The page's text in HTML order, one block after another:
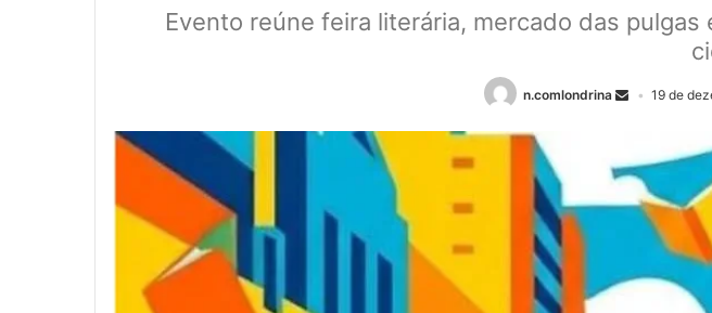
Evento reúne feira literária, mercado das
n.comlondrina 19 de